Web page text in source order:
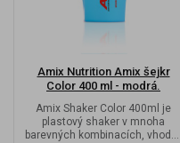
Amix Nutrition Amix šejkr
Color 400 ml - modrá.
Amix Shaker Color 400ml je
plastový shaker v mnoha
barevných kombinacích, vhodný